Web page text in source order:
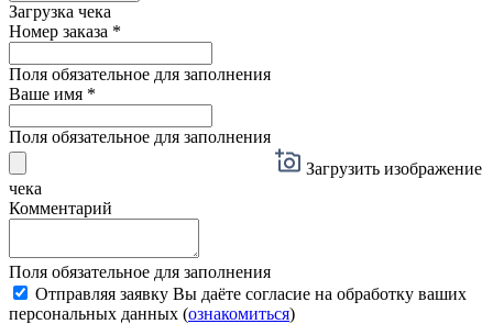
Загрузка чека
Номер заказа *
Поля обязательное для заполнения
Ваше имя *
Поля обязательное для заполнения
Загрузить изображение
чека
Комментарий
Поля обязательное для заполнения
Отправляя заявку Вы даёте согласие на обработку ваших
персональных данных (ознакомиться)